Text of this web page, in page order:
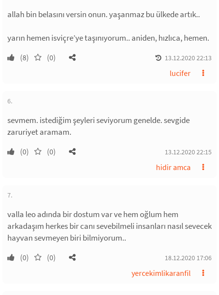
allah bin belasını versin onun. yaşanmaz bu ülkede artık..
yarın hemen isviçre’ye taşınıyorum.. aniden, hızlıca, hemen.
(8) (0) 13.12.2020 22:13
lucifer
6.
sevmem. istediğim şeyleri seviyorum genelde. sevgide
zaruriyet aramam.
(0) (0) 13.12.2020 22:15
hidir amca
7.
valla leo adında bir dostum var ve hem oğlum hem
arkadaşım herkes bir canı sevebilmeli insanları nasıl sevecek
hayvan sevmeyen biri bilmiyorum..
(0) (0) 18.12.2020 17:06
yercekimlikaranfil